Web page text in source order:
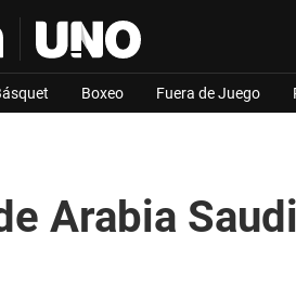
Boxeo Fuera de Juego
Arabia